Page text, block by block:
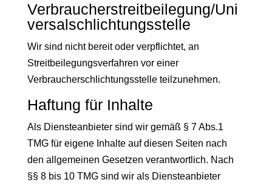
Verbraucherstreitbeilegung/Uni
versalschlichtungsstelle
Wir sind nicht bereit oder verpflichtet, an
Streitbeilegungsverfahren vor einer
Verbraucherschlichtungsstelle teilzunehmen.
Haftung für Inhalte
Als Diensteanbieter sind wir gemäß § 7 Abs.1
TMG für eigene Inhalte auf diesen Seiten nach
den allgemeinen Gesetzen verantwortlich. Nach
§§ 8 bis 10 TMG sind wir als Diensteanbieter